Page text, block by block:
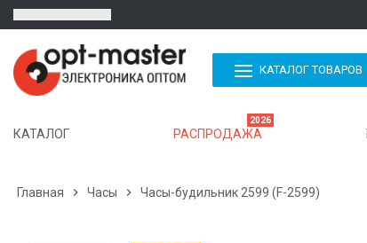
КАТАЛОГ ТОВАРОВ
КАТАЛОГ РАСПРОДАЖА
2026
Главная  Часы  Часы-будильник 2599 (F-2599)